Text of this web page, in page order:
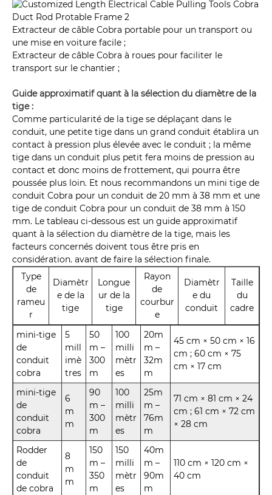
Extracteur de câble Cobra portable pour un transport ou
une mise en voiture facile ;
Extracteur de câble Cobra à roues pour faciliter le
transport sur le chantier ;
Guide approximatif quant à la sélection du diamètre de la
tige :
Comme particularité de la tige se déplaçant dans le
conduit, une petite tige dans un grand conduit établira un
contact à pression plus élevée avec le conduit ; la même
tige dans un conduit plus petit fera moins de pression au
contact et donc moins de frottement, qui pourra être
poussée plus loin. Et nous recommandons un mini tige de
conduit Cobra pour un conduit de 20 mm à 38 mm et une
tige de conduit Cobra pour un conduit de 38 mm à 150
mm. Le tableau ci-dessous est un guide approximatif
quant à la sélection du diamètre de la tige, mais les
facteurs concernés doivent tous être pris en
considération. avant de faire la sélection finale.
Type
de
rameu
r
Diamètr
e de la
tige
Longue
ur de la
tige
Rayon
de
courbur
e
Diamètr
e du
conduit
Taille
du
cadre
mini-tige
de
conduit
cobra
5
mill
imè
tres
50
m –
300
m
100
milli
mètr
es
20m
m –
32m
m
45 cm × 50 cm × 16
cm ; 60 cm × 75
cm × 17 cm
mini-tige
de
conduit
cobra
6
m
m
90
m –
300
m
100
milli
mètr
es
25m
m –
76m
m
71 cm × 81 cm × 24
cm ; 61 cm × 72 cm
× 28 cm
Rodder
de
conduit
de cobra
8
m
m
150
m –
350
m
150
milli
mètr
es
40m
m –
90m
m
110 cm × 120 cm ×
40 cm